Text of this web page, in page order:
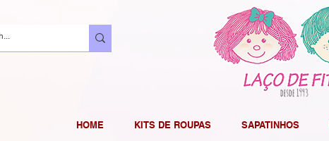
HOME KITS DE ROUPAS SAPATINHOS